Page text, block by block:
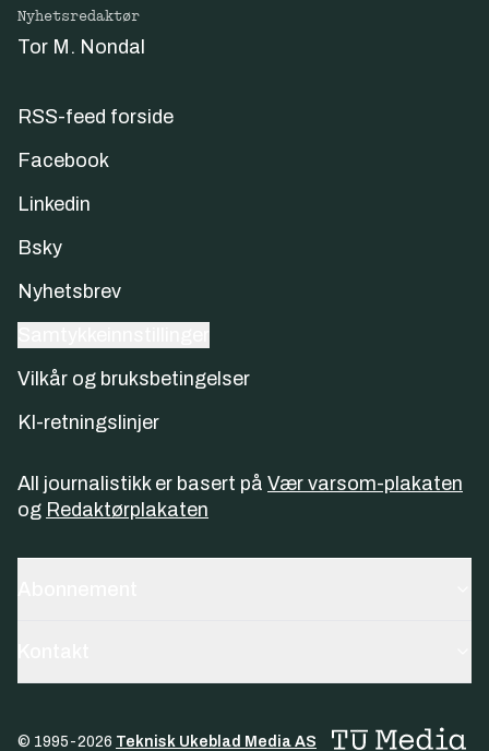
Nyhetsredaktør
Tor M. Nondal
RSS-feed forside
Facebook
Linkedin
Bsky
Nyhetsbrev
Vilkår og bruksbetingelser
KI-retningslinjer
All journalistikk er basert på Vær varsom-plakaten
og Redaktørplakaten
© 1995-2026 Teknisk Ukeblad Media AS